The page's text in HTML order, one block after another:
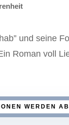
und seine
Roman voll
WERDEN